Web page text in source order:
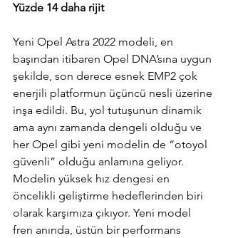
Yüzde 14 daha rijit
Yeni Opel Astra 2022 modeli, en
başından itibaren Opel DNA’sına uygun
şekilde, son derece esnek EMP2 çok
enerjili platformun üçüncü nesli üzerine
inşa edildi. Bu, yol tutuşunun dinamik
ama aynı zamanda dengeli olduğu ve
her Opel gibi yeni modelin de “otoyol
güvenli” olduğu anlamına geliyor.
Modelin yüksek hız dengesi en
öncelikli geliştirme hedeflerinden biri
olarak karşımıza çıkıyor. Yeni model
fren anında, üstün bir performans